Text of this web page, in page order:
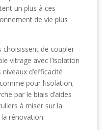
un plus à ces
de vie plus
de coupler
vitrage avec l’isolation
d’efficacité
pour l’isolation,
par le biais d’aides
à miser sur la
rénovation.